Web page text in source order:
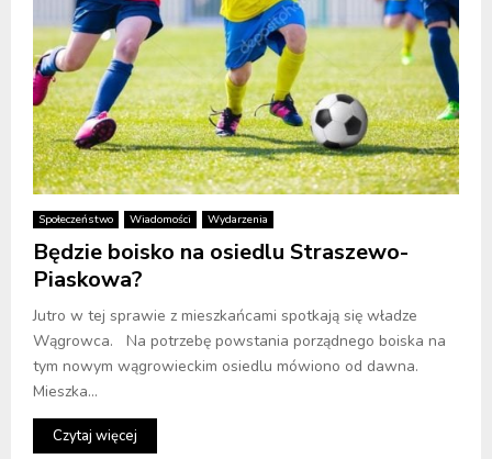
Społeczeństwo Wiadomości Wydarzenia
Będzie boisko na osiedlu Straszewo-
Piaskowa?
Jutro w tej sprawie z mieszkańcami spotkają się władze
Wągrowca. Na potrzebę powstania porządnego boiska na
tym nowym wągrowieckim osiedlu mówiono od dawna.
Mieszka...
Czytaj więcej